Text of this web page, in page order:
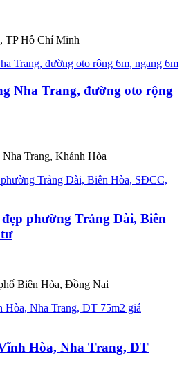
TP Hồ Chí Minh
Nha Trang, đường oto rộng
Trang, Khánh Hòa
phường Trảng Dài, Biên
Biên Hòa, Đồng Nai
Hòa, Nha Trang, DT